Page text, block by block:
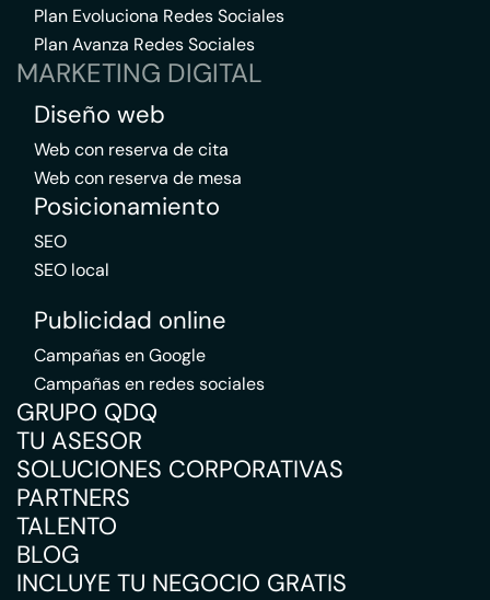
Plan Evoluciona Redes Sociales
Plan Avanza Redes Sociales
MARKETING DIGITAL
Diseño web
Web con reserva de cita
Web con reserva de mesa
Posicionamiento
SEO
SEO local
Publicidad online
Campañas en Google
Campañas en redes sociales
GRUPO QDQ
TU ASESOR
SOLUCIONES CORPORATIVAS
PARTNERS
TALENTO
BLOG
INCLUYE TU NEGOCIO GRATIS